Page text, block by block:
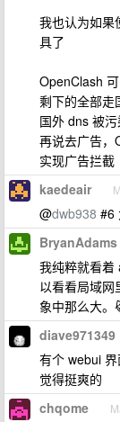
我也认为如果
具了
OpenClash
剩下的全部走
国外 dns 被污
再说去广告，
实现广告拦截
kaedeair
@dwb938 #6
BryanAdams
我纯粹就看着
以看看局域网
象中那么大。
diave971349
有个 webui
觉得挺爽的
chqome